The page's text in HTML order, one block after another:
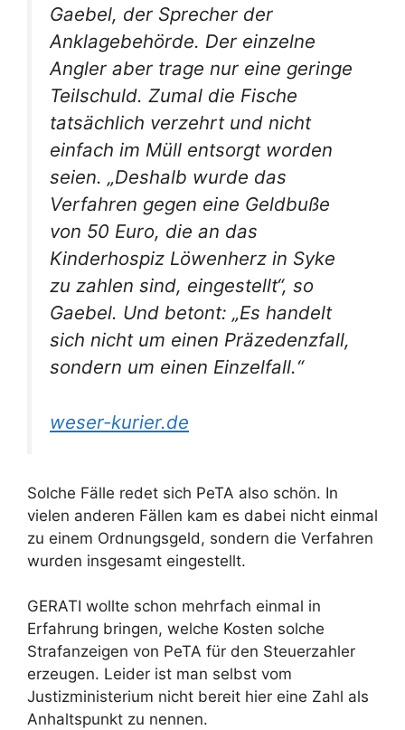
Gaebel, der Sprecher der
Anklagebehörde. Der einzelne
Angler aber trage nur eine geringe
Teilschuld. Zumal die Fische
tatsächlich verzehrt und nicht
einfach im Müll entsorgt worden
seien. „Deshalb wurde das
Verfahren gegen eine Geldbuße
von 50 Euro, die an das
Kinderhospiz Löwenherz in Syke
zu zahlen sind, eingestellt“, so
Gaebel. Und betont: „Es handelt
sich nicht um einen Präzedenzfall,
sondern um einen Einzelfall.“
weser-kurier.de
Solche Fälle redet sich PeTA also schön. In
vielen anderen Fällen kam es dabei nicht einmal
zu einem Ordnungsgeld, sondern die Verfahren
wurden insgesamt eingestellt.
GERATI wollte schon mehrfach einmal in
Erfahrung bringen, welche Kosten solche
Strafanzeigen von PeTA für den Steuerzahler
erzeugen. Leider ist man selbst vom
Justizministerium nicht bereit hier eine Zahl als
Anhaltspunkt zu nennen.